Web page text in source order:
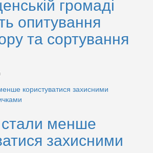
громаді
опитування
та сортування
стали менше
захисними